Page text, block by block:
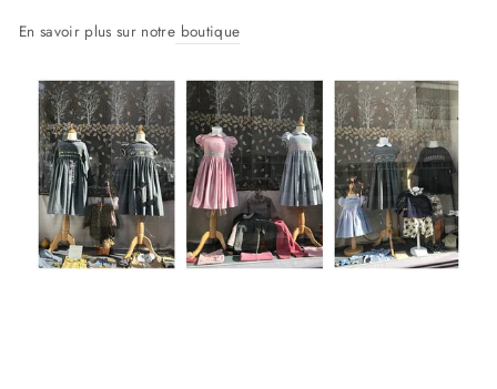
En savoir plus sur notre boutique